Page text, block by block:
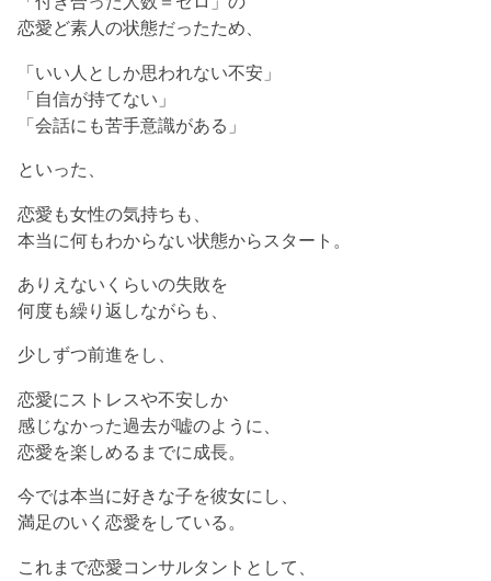
恋愛ど素人の状態だったため、
「いい人としか思われない不安」
「自信が持てない」
「会話にも苦手意識がある」
といった、
恋愛も女性の気持ちも、
本当に何もわからない状態からスタート。
ありえないくらいの失敗を
何度も繰り返しながらも、
少しずつ前進をし、
恋愛にストレスや不安しか
感じなかった過去が嘘のように、
恋愛を楽しめるまでに成長。
今では本当に好きな子を彼女にし、
満足のいく恋愛をしている。
これまで恋愛コンサルタントとして、